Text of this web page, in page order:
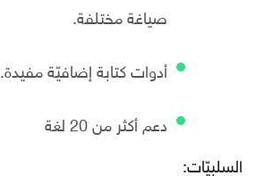
صياغة مختلفة.
أدوات كتابة إضافيّة مفيدة.
دعم أكثر من 20 لغة
السلبيّات: